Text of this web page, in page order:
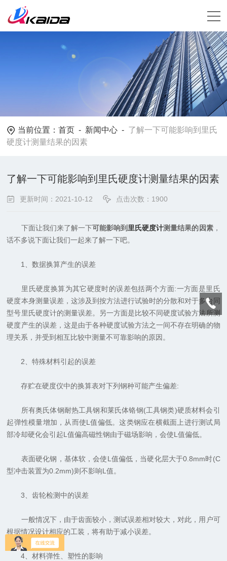
当前位置：首页 - 新闻中心 - 了解一下可能影响到里氏
硬度计测量结果的因素
了解一下可能影响到里氏硬度计测量结果的因素
更新时间：2021-10-12 点击次数：1900
下面让我们来了解一下可能影响到 里氏硬度计测量结果的因素，
话不多说下面让我们一起来了解一下吧。
1、数据换算产生的误差
里氏硬度换算为其它硬度时的误差包括两个方面:一方面是里氏
硬度本身测量误差，这涉及到按方法进行试验时的分散和对于多台同
型号里氏硬度计的测量误差。另一方面是比较不同硬度试验方法所测
硬度产生的误差，这是由于各种硬度试验方法之一间不存在明确的物
理关系，并受到相互比较中测量不可靠影响的原因。
2、特殊材料引起的误差
存贮在硬度仪中的换算表对下列钢种可能产生偏差:
所有奥氏体钢耐热工具钢和莱氏体铬钢(工具钢类)硬质材料会引
起弹性模量增加，从而使L值偏低。这类钢应在横截面上进行测试局
部冷却硬化会引起L值偏高磁性钢由于磁场影响，会使L值偏低。
表面硬化钢，基体软，会使L值偏低，当硬化层大于0.8mm时(C
型冲击装置为0.2mm)则不影响L值。
3、齿轮检测中的误差
一般情况下，由于齿面较小，测试误差相对较大，对此，用户可
根据情况设计相应的工装，将有助于减小误差。
4、材料弹性、塑性的影响